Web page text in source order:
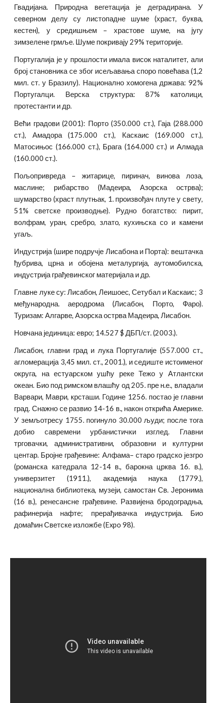
Гвадијана. Природна вегетација је деградирана. У
северном делу су листопадне шуме (храст, буква,
кестен), у средишњем – храстове шуме, на југу
зимзелене грмље. Шуме покривају 29% територије.
Португалија је у прошлости имала висок наталитет, али
број становника се због исељавања споро повећава (1,2
мил. ст. у Бразилу). Национално хомогена држава: 92%
Португалци. Верска структура: 87% католици,
протестанти и др.
Већи градови (2001): Порто (350.000 ст.), Гаја (288.000
ст.), Амадора (175.000 ст.), Каскаис (169.000 ст.),
Матосињос (166.000 ст.), Брага (164.000 ст.) и Алмада
(160.000 ст.).
Пољопривреда – житарице, пиринач, винова лоза,
масли­не; рибарство (Мадеира, Азорска острва);
шумарство (храст плутњак, 1. произвођач плуте у свету,
51% светске производње). Рудно богатство: пирит,
волфрам, уран, сребро, злато, кухињска со и камени
угаљ.
Индустрија (шире подручје Лисабона и Порта): вештачка
ђубрива, црна и обојена металургија, аутомобилска,
индустрија грађевинског материјала и др.
Главне луке су: Лисабон, Леишоес, Сетубал и Каскаис; 3
међународна. аеродрома (Лисабон, Порто, Фаро).
Туризам: Алгарве, Азорска острва Мадеира, Лисабон.
Новчана јединица: евро; 14.527 $ ДБП/ст. (2003.).
Лисабон, главни град и лука Португалије (557.000 ст.,
агломерација 3,45 мил. ст., 2001.), и седиште истоименог
округа, на естуарском ушћу реке Тежо у Атлантски
океан. Био под римском влашћу од 205. пре н.е., владали
Варвари, Маври, крсташи. Године 1256. постао је главни
град. Снажно се развио 14-16 в., након открића Америке.
У земљотресу 1755. погинуло 30.000 људи; после тога
добио савремени урбанистички изглед. Главни
трговачки, административни, образовни и културни
центар. Бројне грађевине: Алфама– старо градско језгро
(романска катедрала 12-14 в., барокна црква 16. в.),
универзитет (1911.), академија наука (1779.),
национална библиотека, музеји, самостан Св. Јеронима
(16 в.), ренесансне грађевине. Развијена бродоградња,
рафинерија нафте; прерађивачка индустрија. Био
домаћин Светске изложбе (Expo 98).